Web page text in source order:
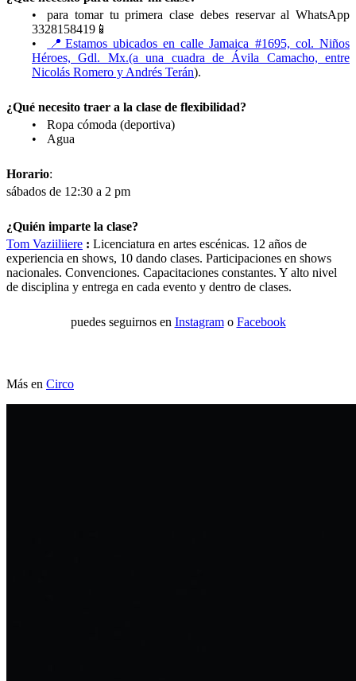
para tomar tu primera clase debes reservar al WhatsApp
3328158419📱
📍Estamos ubicados en calle Jamaica #1695, col. Niños
Héroes, Gdl. Mx.(a una cuadra de Ávila Camacho, entre
Nicolás Romero y Andrés Terán).
¿Qué necesito traer a la clase de flexibilidad?
Ropa cómoda (deportiva)
Agua
Horario:
sábados de 12:30 a 2 pm
¿Quién imparte la clase?
Tom Vaziiliiere : Licenciatura en artes escénicas. 12 años de
experiencia en shows, 10 dando clases. Participaciones en shows
nacionales. Convenciones. Capacitaciones constantes. Y alto nivel
de disciplina y entrega en cada evento y dentro de clases.
puedes seguirnos en Instagramo Facebook
Más en Circo